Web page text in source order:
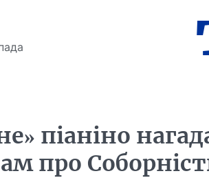
піаніно
про